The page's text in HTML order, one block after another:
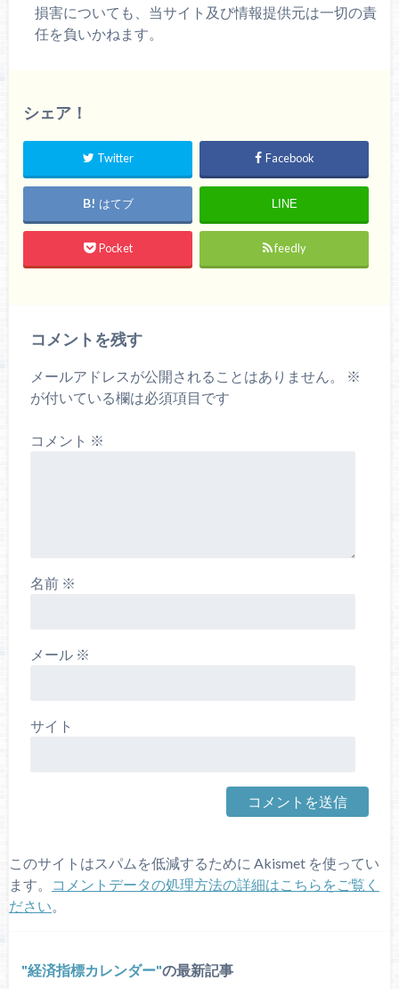
損害についても、当サイト及び情報提供元は一切の責
任を負いかねます。
シェア！
Twitter Facebook
はてブ LINE
Pocket feedly
コメントを残す
メールアドレスが公開されることはありません。
※
が付いている欄は必須項目です
コメント ※
名前 ※
メール ※
サイト
このサイトはスパムを低減するために Akismet を使ってい
ます。
コメントデータの処理方法の詳細はこちらをご覧く
ださい。
経済指標カレンダー の最新記事